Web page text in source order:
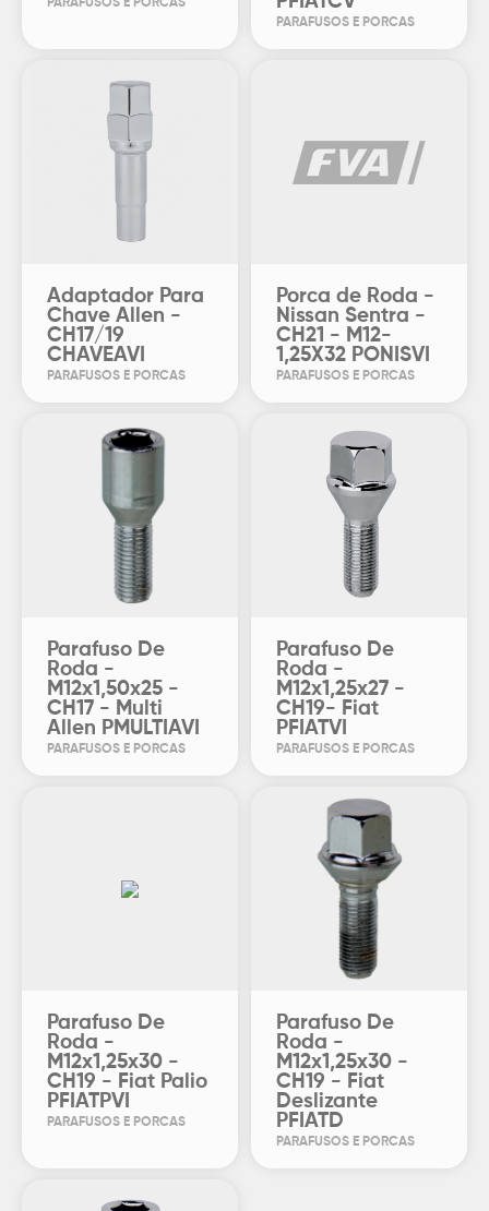
PARAFUSOS E PORCAS
PARAFUSOS E PORCAS
Adaptador Para
Chave Allen -
CH17/19
CHAVEAVI
PARAFUSOS E PORCAS
Porca de Roda -
Nissan Sentra -
CH21 - M12-
1,25X32 PONISVI
PARAFUSOS E PORCAS
Parafuso De
Roda -
M12x1,50x25 -
CH17 - Multi
Allen PMULTIAVI
PARAFUSOS E PORCAS
Parafuso De
Roda -
M12x1,25x27 -
CH19- Fiat
PFIATVI
PARAFUSOS E PORCAS
Parafuso De
Roda -
M12x1,25x30 -
CH19 - Fiat Palio
PFIATPVI
PARAFUSOS E PORCAS
Parafuso De
Roda -
M12x1,25x30 -
CH19 - Fiat
Deslizante
PFIATD
PARAFUSOS E PORCAS